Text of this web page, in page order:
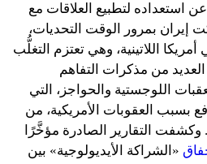
استعداده لتطبيع العلاقات مع
إيران بمرور الوقت التحديات،
اللاتينية، وهي تعتزم التغلُّب
من مذكرات التفاهم
اللوجستية والحواجز، التي
بسبب العقوبات الأمريكية، من
التقارير الصادرة مؤخَّرًا
«الشراكة الأيديولوجية» بين